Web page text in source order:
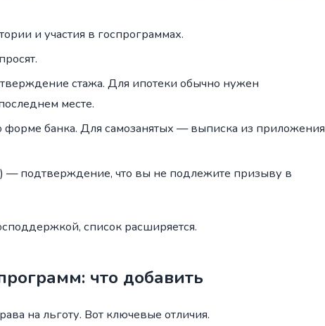
и участия в госпрограммах.
стажа. Для ипотеки обычно нужен
месте.
банка. Для самозанятых — выписка из приложения
— подтверждение, что вы не подлежите призыву в
список расширяется.
что добавить
на льготу. Вот ключевые отличия.